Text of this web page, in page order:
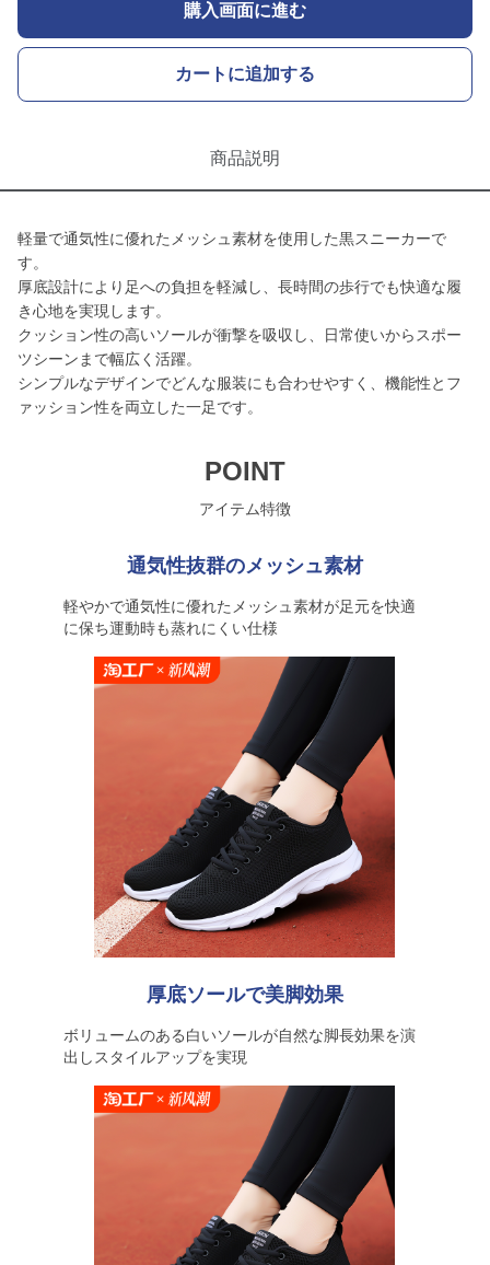
購入画面に進む
カートに追加する
商品説明
軽量で通気性に優れたメッシュ素材を使用した黒スニーカーで
す。
厚底設計により足への負担を軽減し、長時間の歩行でも快適な履
き心地を実現します。
クッション性の高いソールが衝撃を吸収し、日常使いからスポー
ツシーンまで幅広く活躍。
シンプルなデザインでどんな服装にも合わせやすく、機能性とフ
ァッション性を両立した一足です。
POINT
アイテム特徴
通気性抜群のメッシュ素材
軽やかで通気性に優れたメッシュ素材が足元を快適
に保ち運動時も蒸れにくい仕様
厚底ソールで美脚効果
ボリュームのある白いソールが自然な脚長効果を演
出しスタイルアップを実現